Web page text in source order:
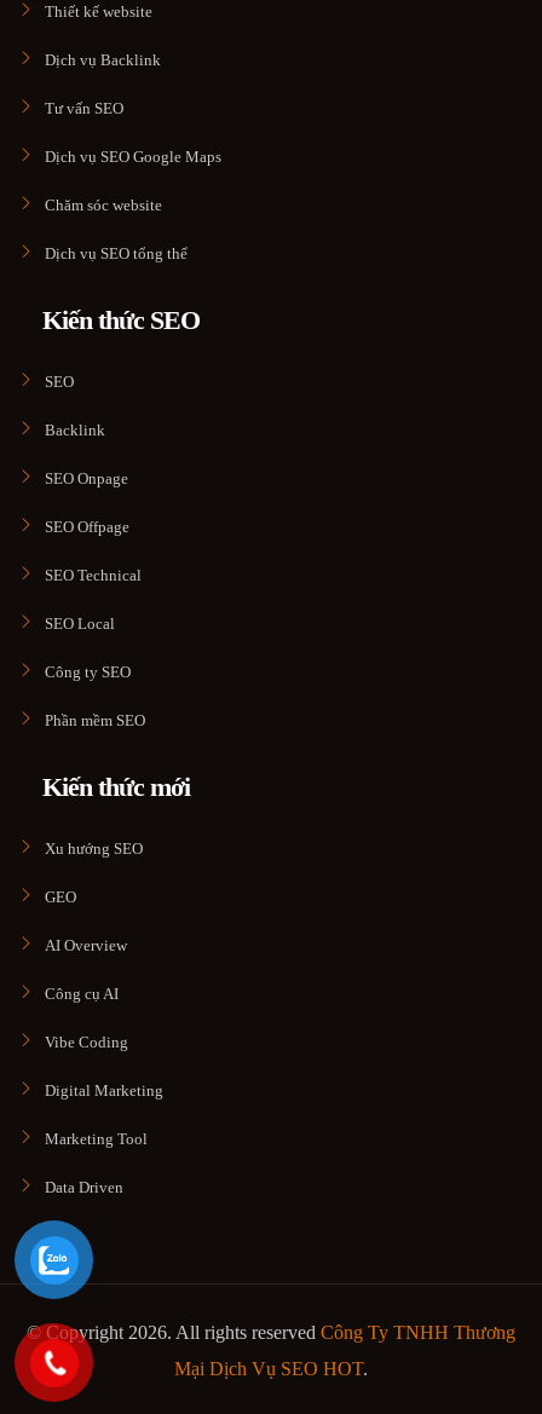
Thiết kế website
Dịch vụ Backlink
Tư vấn SEO
Dịch vụ SEO Google Maps
Chăm sóc website
Dịch vụ SEO tổng thể
Kiến thức SEO
SEO
Backlink
SEO Onpage
SEO Offpage
SEO Technical
SEO Local
Công ty SEO
Phần mềm SEO
Kiến thức mới
Xu hướng SEO
GEO
AI Overview
Công cụ AI
Vibe Coding
Digital Marketing
Marketing Tool
Data Driven
© Copyright 2026. All rights reserved Công Ty TNHH Thương
Mại Dịch Vụ SEO HOT.